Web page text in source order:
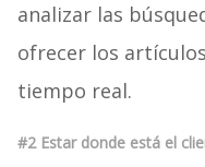
analizar las
ofrecer los
tiempo real.
#2 Estar donde está el